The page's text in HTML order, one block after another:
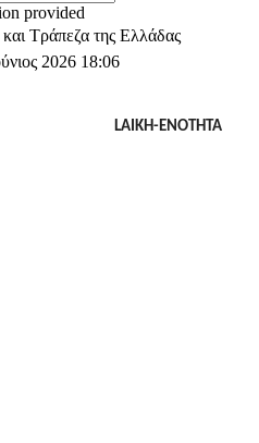
provided
Τράπεζα της Ελλάδας
2026 18:06